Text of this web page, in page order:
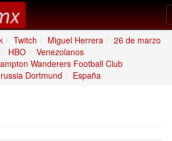
Twitch Miguel Herrera
26 de marzo
HBO
Venezolanos
Wanderers Football Club
Dortmund
España